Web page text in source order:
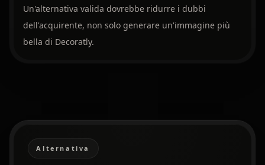
Un'alternativa valida dovrebbe ridurre i dubbi
dell'acquirente, non solo generare un'immagine più
bella di Decoratly.
Alternativa